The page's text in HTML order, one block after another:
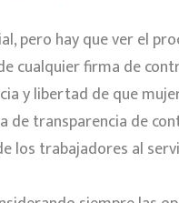
pero hay que ver el
cualquier firma de
y libertad de que
de transparencia de
los trabajadores al